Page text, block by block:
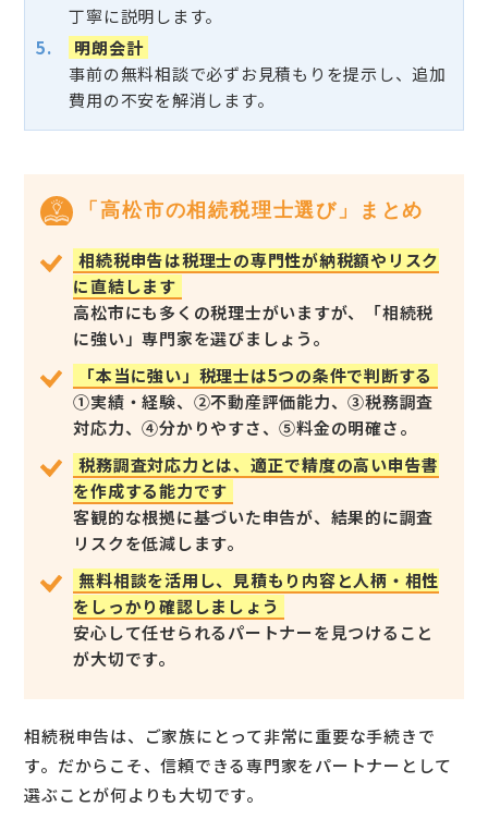
丁寧に説明します。
明朗会計
事前の無料相談で必ずお見積もりを提示し、追加
費用の不安を解消します。
「高松市の相続税理士選び」まとめ
相続税申告は税理士の専門性が納税額やリスク
に直結します
高松市にも多くの税理士がいますが、「相続税
に強い」専門家を選びましょう。
「本当に強い」税理士は5つの条件で判断する
①実績・経験、②不動産評価能力、③税務調査
対応力、④分かりやすさ、⑤料金の明確さ。
税務調査対応力とは、適正で精度の高い申告書
を作成する能力です
客観的な根拠に基づいた申告が、結果的に調査
リスクを低減します。
無料相談を活用し、見積もり内容と人柄・相性
をしっかり確認しましょう
安心して任せられるパートナーを見つけること
が大切です。
相続税申告は、ご家族にとって非常に重要な手続きで
す。だからこそ、信頼できる専門家をパートナーとして
選ぶことが何よりも大切です。